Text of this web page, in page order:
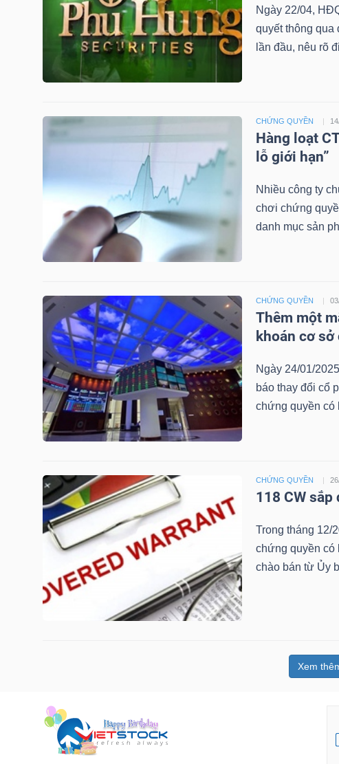
Ngày 22/04,
quyết thông qua
lần đầu, nêu rõ
CHỨNG QUYỀN
Hàng loạt
lỗ giới hạn”
Nhiều công ty
chơi chứng
danh mục sản
CHỨNG QUYỀN
Thêm một
khoán cơ
Ngày 24/01/
báo thay đổi cổ
chứng quyền có
CHỨNG QUYỀN
118 CW
Trong tháng 12/
chứng quyền có
chào bán từ Ủy
Xem
XUẤT
Ngành
SECTOR
NĂNG
LƯỢNG
VẬT
LIỆU
CÔNG
DÙNG
KHÔNG